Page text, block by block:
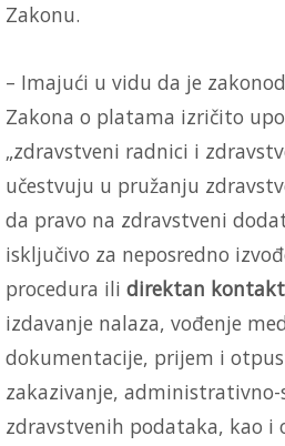
Zakonu.
– Imajući u vidu da je
Zakona o platama izričito
„zdravstveni radnici i
učestvuju u pružanju
da pravo na zdravstveni
isključivo za neposredno
procedura ili direktan kontakt
izdavanje nalaza, vođenje
dokumentacije, prijem i
zakazivanje,
zdravstvenih podataka, kao i